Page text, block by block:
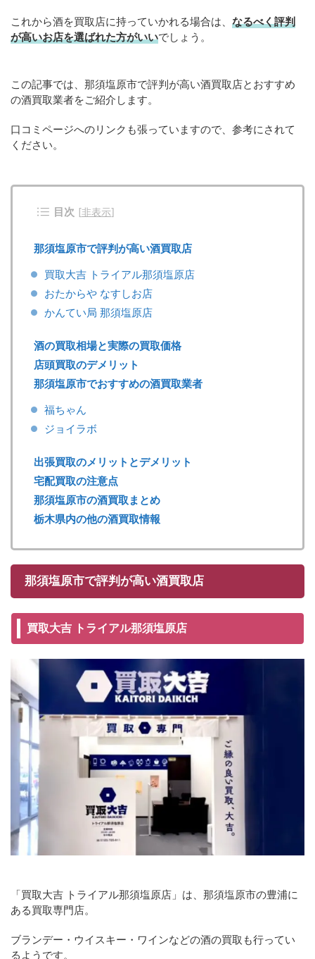
これから酒を買取店に持っていかれる場合は、 なるべく評判
が高いお店を選ばれた方がいいでしょう。
この記事では、那須塩原市で評判が高い酒買取店とおすすめ
の酒買取業者をご紹介します。
口コミページへのリンクも張っていますので、参考にされて
ください。
目次 [非表示]
那須塩原市で評判が高い酒買取店
買取大吉 トライアル那須塩原店
おたからや なすしお店
かんてい局 那須塩原店
酒の買取相場と実際の買取価格
店頭買取のデメリット
那須塩原市でおすすめの酒買取業者
福ちゃん
ジョイラボ
出張買取のメリットとデメリット
宅配買取の注意点
那須塩原市の酒買取まとめ
栃木県内の他の酒買取情報
那須塩原市で評判が高い酒買取店
買取大吉 トライアル那須塩原店
「買取大吉 トライアル那須塩原店」は、那須塩原市の豊浦に
ある買取専門店。
ブランデー・ウイスキー・ワインなどの酒の買取も行ってい
るようです。